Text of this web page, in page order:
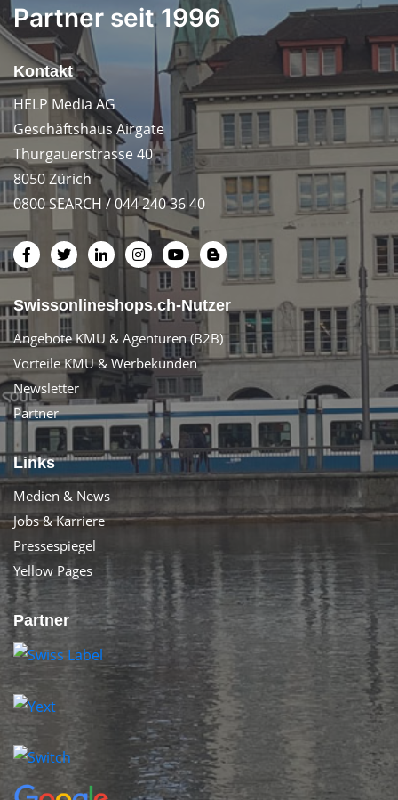
Partner seit 1996
Kontakt
HELP Media AG
Geschäftshaus Airgate
Thurgauerstrasse 40
8050 Zürich
0800 SEARCH / 044 240 36 40
Swissonlineshops.ch-Nutzer
Angebote KMU & Agenturen (B2B)
Vorteile KMU & Werbekunden
Newsletter
Partner
Links
Medien & News
Jobs & Karriere
Pressespiegel
Yellow Pages
Partner